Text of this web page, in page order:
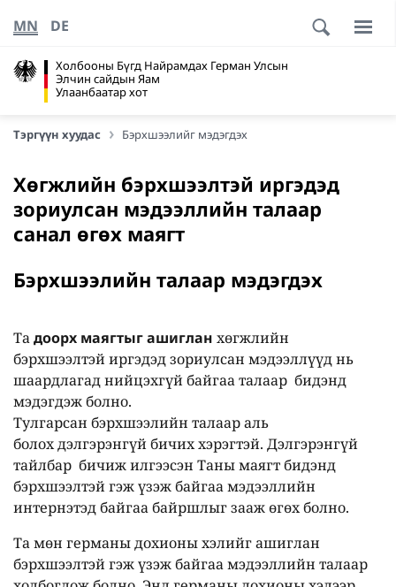
Холбооны Бүгд Найрамдах Герман Улсын
Элчин сайдын Яам
Улаанбаатар хот
MN DE
Тэргүүн хуудас Бэрхшээлийг мэдэгдэх
Хөгжлийн бэрхшээлтэй иргэдэд
зориулсан мэдээллийн талаар
санал өгөх маягт
Бэрхшээлийн талаар мэдэгдэх
Тадоорх маягтыг ашиглан хөгжлийн
бэрхшээлтэй иргэдэд зориулсан мэдээллүүд нь
шаардлагад нийцэхгүй байгаа талаар бидэнд
мэдэгдэж болно.
Тулгарсан бэрхшээлийн талаар аль
болох дэлгэрэнгүй бичих хэрэгтэй. Дэлгэрэнгүй
тайлбар бичиж илгээсэн Таны маягт бидэнд
бэрхшээлтэй гэж үзэж байгаа мэдээллийн
интернэтэд байгаа байршлыг зааж өгөх болно.
Та мөн германы дохионы хэлийг ашиглан
бэрхшээлтэй гэж үзэж байгаа мэдээллийн талаар